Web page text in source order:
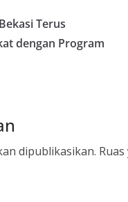
Terus
dengan Program
dipublikasikan.